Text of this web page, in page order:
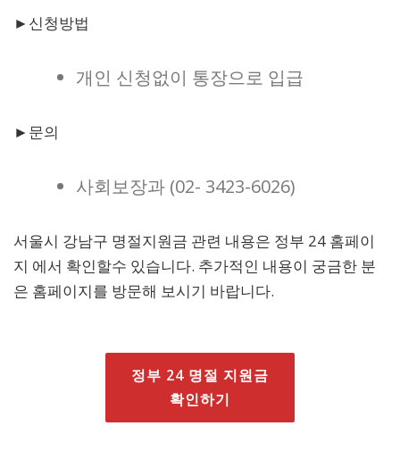
►신청방법
개인 신청없이 통장으로 입급
►문의
사회보장과 (02- 3423-6026)
서울시 강남구 명절지원금 관련 내용은 정부 24 홈페이
지 에서 확인할수 있습니다. 추가적인 내용이 궁금한 분
은 홈페이지를 방문해 보시기 바랍니다.
정부 24 명절 지원금
확인하기